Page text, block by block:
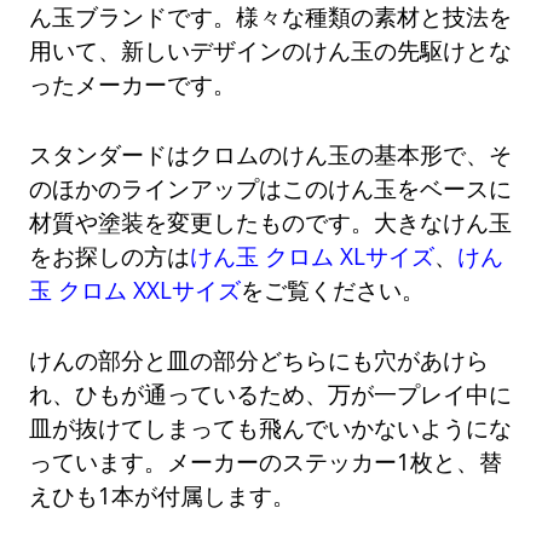
ん玉ブランドです。様々な種類の素材と技法を
用いて、新しいデザインのけん玉の先駆けとな
ったメーカーです。
スタンダードはクロムのけん玉の基本形で、そ
のほかのラインアップはこのけん玉をベースに
材質や塗装を変更したものです。大きなけん玉
をお探しの方はけん玉 クロム XLサイズ、 けん
玉 クロム XXLサイズをご覧ください。
けんの部分と皿の部分どちらにも穴があけら
れ、ひもが通っているため、万が一プレイ中に
皿が抜けてしまっても飛んでいかないようにな
っています。メーカーのステッカー1枚と、替
えひも1本が付属します。